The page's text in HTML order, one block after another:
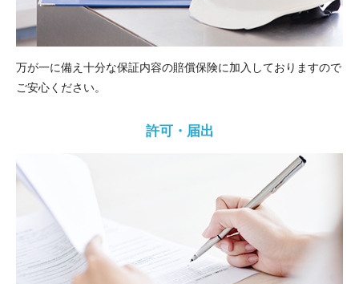
万が一に備え十分な保証内容の賠償保険に加入しておりますので
ご安心ください。
許可・届出